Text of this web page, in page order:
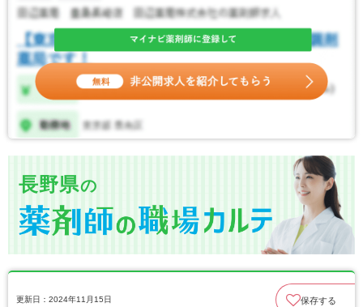
長野県の
更新日：2024年11月15日 保存する